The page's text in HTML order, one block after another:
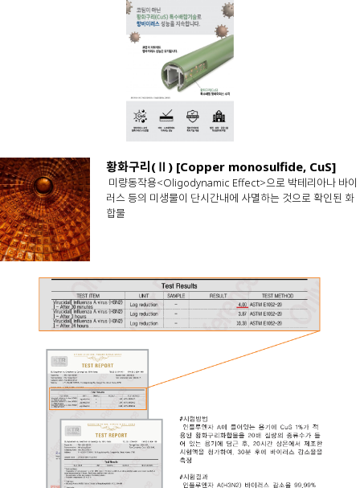
황화구리(Ⅱ) [Copper monosulfide, CuS]
미량동작용<Oligodynamic Effect>으로 박테리아나 바이
러스 등의 미생물이 단시간내에 사멸하는 것으로 확인된 화
합물